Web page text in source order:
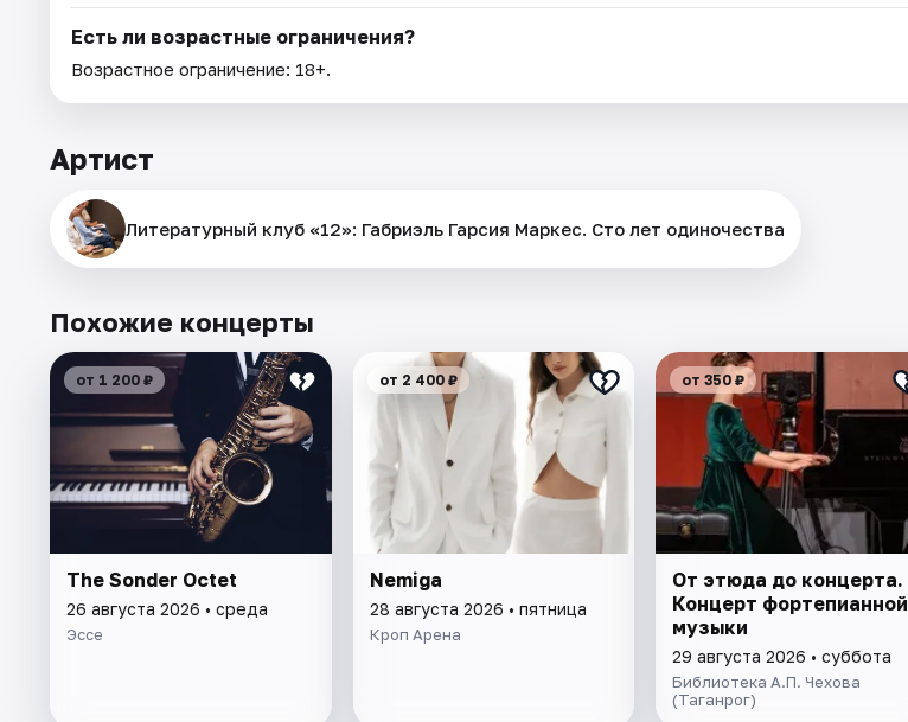
Есть ли возрастные ограничения?
Возрастное ограничение: 18+.
Артист
Литературный клуб «12»: Габриэль Гарсия Маркес. Сто лет одиночества
Похожие концерты
от 1 200 ₽
The Sonder Octet
26 августа 2026 • среда
Эссе
от 2 400 ₽
Nemiga
28 августа 2026 • пятница
Кроп Арена
от 350 ₽
От этюда до концерта.
Концерт фортепианной
музыки
29 августа 2026 • суббота
Библиотека А.П. Чехова
(Таганрог)